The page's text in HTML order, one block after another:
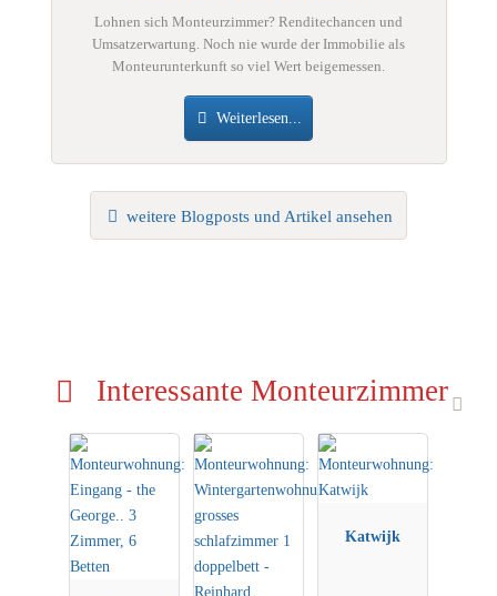
Lohnen sich Monteurzimmer? Renditechancen und
Umsatzerwartung. Noch nie wurde der Immobilie als
Monteurunterkunft so viel Wert beigemessen.
Weiterlesen...
weitere Blogposts und Artikel ansehen
Interessante Monteurzimmer
Katwijk